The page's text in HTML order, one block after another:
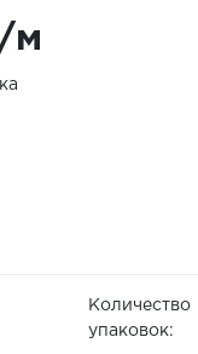
м
Количество
упаковок: